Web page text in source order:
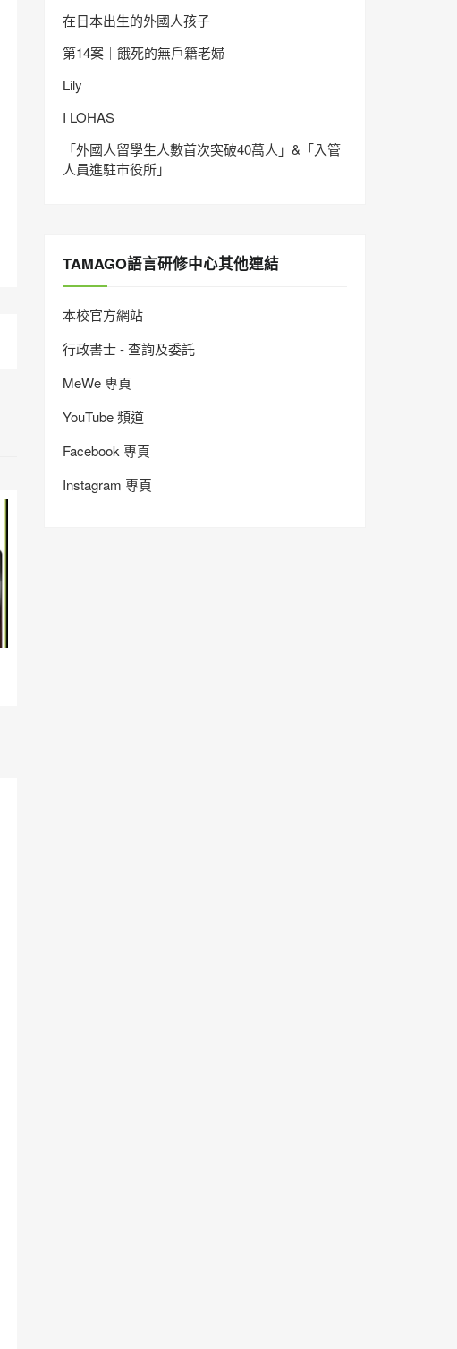
在日本出生的外國人孩子
第14案｜餓死的無戶籍老婦
Lily
I LOHAS
「外國人留學生人數首次突破40萬人」&「入管
人員進駐市役所」
TAMAGO語言研修中心其他連結
本校官方網站
行政書士 - 查詢及委託
MeWe 專頁
YouTube 頻道
Facebook 專頁
Instagram 專頁